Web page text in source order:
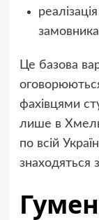
Це базова
фахівцями
лише в
по всій
знаходяться